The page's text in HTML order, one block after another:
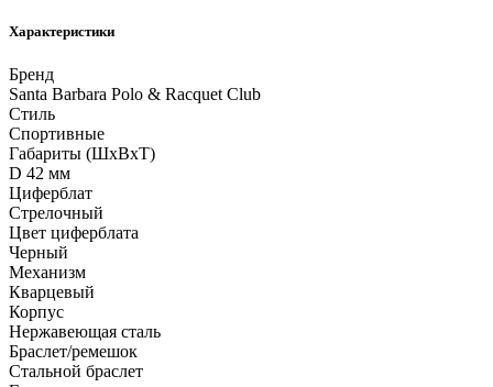
Характеристики
Бренд
Santa Barbara Polo & Racquet Club
Стиль
Спортивные
Габариты (ШхВхТ)
D 42 мм
Циферблат
Стрелочный
Цвет циферблата
Черный
Механизм
Кварцевый
Корпус
Нержавеющая сталь
Браслет/ремешок
Стальной браслет